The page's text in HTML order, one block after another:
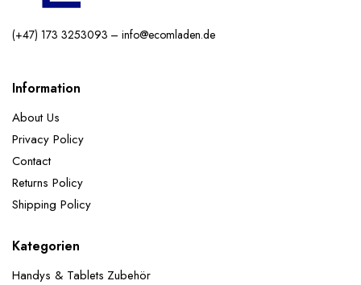
(+47) 173 3253093 – info@ecomladen.de
Information
About Us
Privacy Policy
Contact
Returns Policy
Shipping Policy
Kategorien
Handys & Tablets Zubehör